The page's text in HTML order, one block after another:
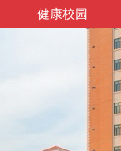
健康校园